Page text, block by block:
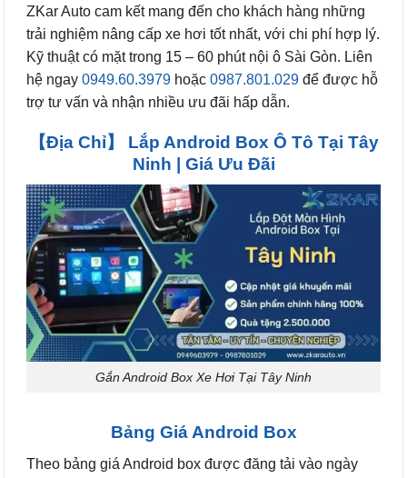
ZKar Auto cam kết mang đến cho khách hàng những
trải nghiệm nâng cấp xe hơi tốt nhất, với chi phí hợp lý.
Kỹ thuật có mặt trong 15 – 60 phút nội ô Sài Gòn. Liên
hệ ngay 0949.60.3979 hoặc 0987.801.029 để được hỗ
trợ tư vấn và nhận nhiều ưu đãi hấp dẫn.
【Địa Chỉ】 Lắp Android Box Ô Tô Tại Tây
Ninh | Giá Ưu Đãi
Gắn Android Box Xe Hơi Tại Tây Ninh
Bảng Giá Android Box
Theo bảng giá Android box được đăng tải vào ngày